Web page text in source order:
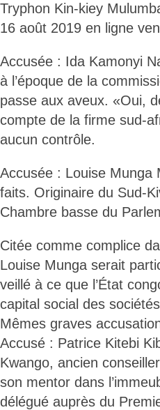
Tryphon Kin-kiey
16 août 2019 en ligne
Accusée : Ida Kamonyi
à l’époque de la
passe aux aveux. «Oui,
compte de la firme sud-
aucun contrôle.
Accusée : Louise Munga
faits. Originaire du Sud-
Chambre basse du
Citée comme complice
Louise Munga serait
veillé à ce que l’État
capital social des
Mêmes graves
Accusé : Patrice Kitebi
Kwango, ancien
son mentor dans
délégué auprès du